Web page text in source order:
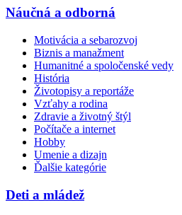
Náučná a odborná
Motivácia a sebarozvoj
Biznis a manažment
Humanitné a spoločenské vedy
História
Životopisy a reportáže
Vzťahy a rodina
Zdravie a životný štýl
Počítače a internet
Hobby
Umenie a dizajn
Ďalšie kategórie
Deti a mládež